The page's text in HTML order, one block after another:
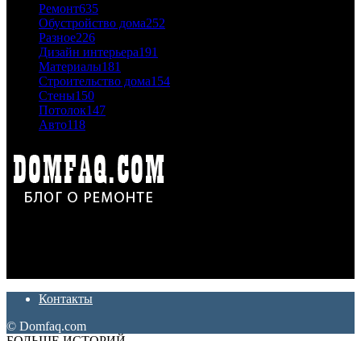
Ремонт635
Обустройство дома252
Разное226
Дизайн интерьера191
Материалы181
Строительство дома154
Стены150
Потолок147
Авто118
Контакты
© Domfaq.com